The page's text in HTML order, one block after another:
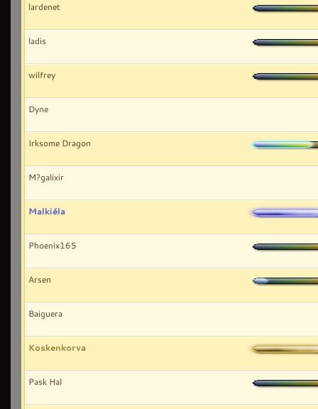
lardenet
ladis
wilfrey
Dyne
Irksome Dragon
M?galixir
Malkiéla
Phoenix165
Arsen
Baiguera
Koskenkorva
Pask Hal